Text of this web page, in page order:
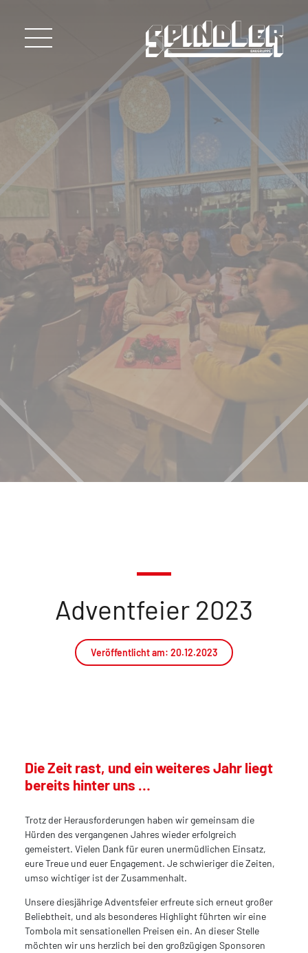
Adventfeier 2023
Veröffentlicht am: 20.12.2023
Die Zeit rast, und ein weiteres Jahr liegt
bereits hinter uns …
Trotz der Herausforderungen haben wir gemeinsam die
Hürden des vergangenen Jahres wieder erfolgreich
gemeistert. Vielen Dank für euren unermüdlichen Einsatz,
eure Treue und euer Engagement. Je schwieriger die Zeiten,
umso wichtiger ist der Zusammenhalt.
Unsere diesjährige Adventsfeier erfreute sich erneut großer
Beliebtheit, und als besonderes Highlight führten wir eine
Tombola mit sensationellen Preisen ein. An dieser Stelle
möchten wir uns herzlich bei den großzügigen Sponsoren